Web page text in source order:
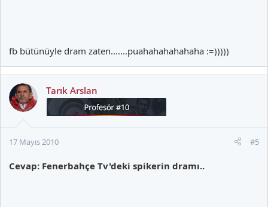
fb bütünüyle dram zaten.......puahahahahahaha :=)))))
Tarık Arslan
17 Mayıs 2010 #5
Cevap: Fenerbahçe Tv'deki spikerin dramı..